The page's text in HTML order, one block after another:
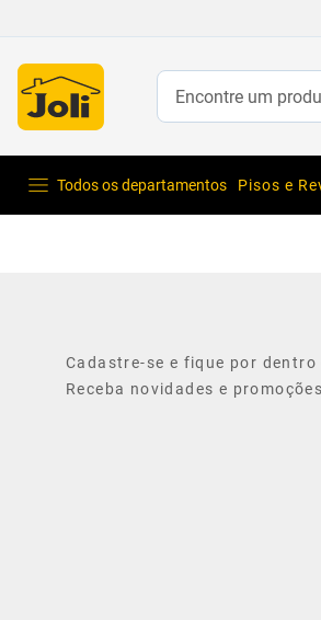
Encontre um
Todos os departamentos Pisos e
Cadastre-se e fique por
Receba novidades e